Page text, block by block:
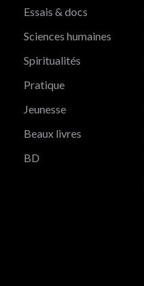
Essais & docs
Sciences humaines
Spiritualités
Pratique
Jeunesse
Beaux livres
BD